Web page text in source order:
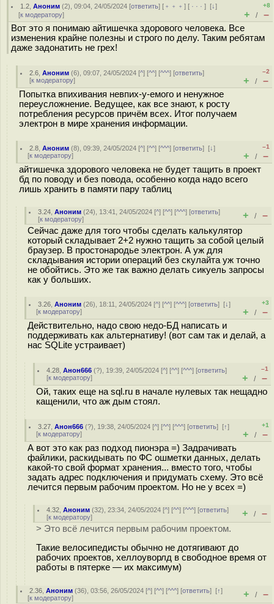
1.2 ,Аноним (2), 09:04, 24/05/2024 [ответить] [ ﹢﹢﹢] [ · · ·][↓]
[к модератору]
+8
+ / –
Вот это я понимаю айтишечка здорового человека. Все
изменения крайне полезны и строго по делу. Таким ребятам
даже задонатить не грех!
2.6 ,Аноним (6), 09:07, 24/05/2024 [^] [^^] [^^^] [ответить]
[к модератору]
–2
+ / –
Попытка впихивания невпих-у-емого и ненужное
переусложнение. Ведущее, как все знают, к росту
потребления ресурсов причём всех. Итог получаем
электрон в мире хранения информации.
2.8 ,Аноним (8), 09:39, 24/05/2024 [^] [^^] [^^^] [ответить][↓]
[к модератору]
–1
+ / –
айтишечка здорового человека не будет тащить в проект
бд по поводу и без повода, особенно когда надо всего
лишь хранить в памяти пару таблиц
3.24 ,Аноним (24), 13:41, 24/05/2024 [^] [^^] [^^^] [ответить]
[к модератору] + / –
Сейчас даже для того чтобы сделать калькулятор
который складывает 2+2 нужно тащить за собой целый
браузер. В простонародье электрон. А уж для
складывания истории операций без скулайта уж точно
не обойтись. Это же так важно делать сикуель запросы
как у больших.
3.26 ,Аноним (26), 18:11, 24/05/2024 [^] [^^] [^^^] [ответить][↓]
[к модератору]
+3
+ / –
Действительно, надо свою недо-БД написать и
поддерживать как альтернативу! (вот сам так и делай, а
нас SQLite устраивает)
4.28 ,Анон666 (?), 19:39, 24/05/2024 [^] [^^] [^^^] [ответить]
[к модератору]
–1
+ / –
Ой, таких еще на sql.ru в начале нулевых так нещадно
кащенили, что аж дым стоял.
3.27 ,Анон666 (?), 19:38, 24/05/2024 [^] [^^] [^^^] [ответить][↑]
[к модератору]
+1
+ / –
А вот это как раз подход пионэра =) Задрачивать
файлики, раскидывать по ФС ошметки данных, делать
какой-то свой формат хранения... вместо того, чтобы
задать адрес подключения и придумать схему. Это всё
лечится первым рабочим проектом. Но не у всех =)
4.32 ,Аноним (32), 23:34, 24/05/2024 [^] [^^] [^^^] [ответить]
[к модератору] + / –
> Это всё лечится первым рабочим проектом.
Такие велосипедисты обычно не дотягивают до
рабочих проектов, хеллоуворлд в свободное время от
работы в пятерке — их максимум)
2.36 ,Аноним (36), 03:56, 26/05/2024 [^] [^^] [^^^] [ответить][↑]
[к модератору] + / –